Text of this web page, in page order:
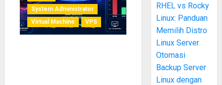
System Administrator
Virtual Machine
VPS
RHEL vs Rocky
Linux: Panduan
Memilih Distro
Linux Server
Otomasi
Backup Server
Linux dengan